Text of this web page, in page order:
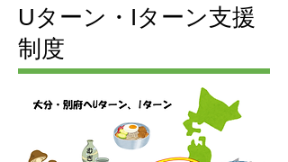
​Uターン・Iターン支援
制度